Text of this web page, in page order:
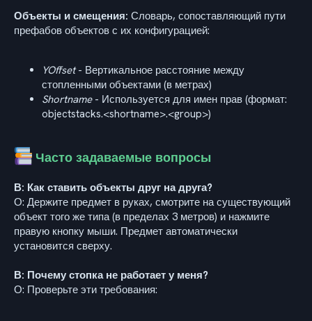
Объекты и смещения: Словарь, сопоставляющий пути
префабов объектов с их конфигурацией:
YOffset- Вертикальное расстояние между
стопленными объектами (в метрах)
Shortname- Используется для имен прав (формат:
objectstacks.<shortname>.<group>)
Часто задаваемые вопросы
В: Как ставить объекты друг на друга?
О: Держите предмет в руках, смотрите на существующий
объект того же типа (в пределах 3 метров) и нажмите
правую кнопку мыши. Предмет автоматически
установится сверху.
В: Почему стопка не работает у меня?
О: Проверьте эти требования: